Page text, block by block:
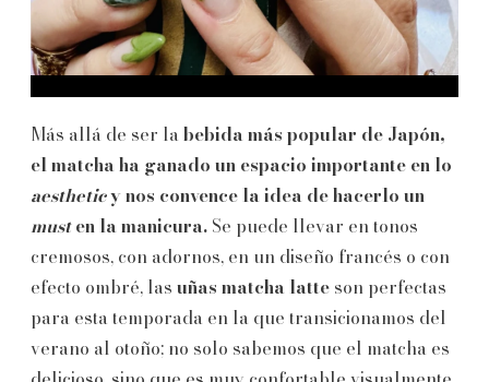
Más allá de ser la bebida más popular de Japón,
el matcha ha ganado un espacio importante en lo
aestheticy nos convence la idea de hacerlo un
musten la manicura. Se puede llevar en tonos
cremosos, con adornos, en un diseño francés o con
efecto ombré, las uñas matcha latte son perfectas
para esta temporada en la que transicionamos del
verano al otoño; no solo sabemos que el matcha es